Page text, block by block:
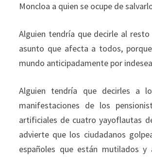
Moncloa a quien se ocupe de
Alguien tendría que decirle al
asunto que afecta a todos,
mundo anticipadamente por
Alguien tendría que decirles a
manifestaciones de los
artificiales de cuatro yayoflautas
advierte que los ciudadanos
españoles que están mutilados